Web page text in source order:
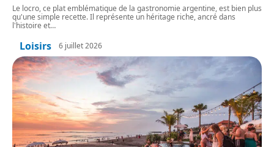
Le locro, ce plat emblématique de la gastronomie argentine, est bien plus
qu'une simple recette. Il représente un héritage riche, ancré dans
l'histoire et…
Loisirs 6 juillet 2026